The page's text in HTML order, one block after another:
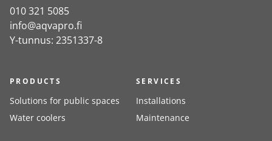
010 321 5085
info@aqvapro.fi
Y-tunnus: 2351337-8
PRODUCTS
Solutions for public spaces
Water coolers
SERVICES
Installations
Maintenance